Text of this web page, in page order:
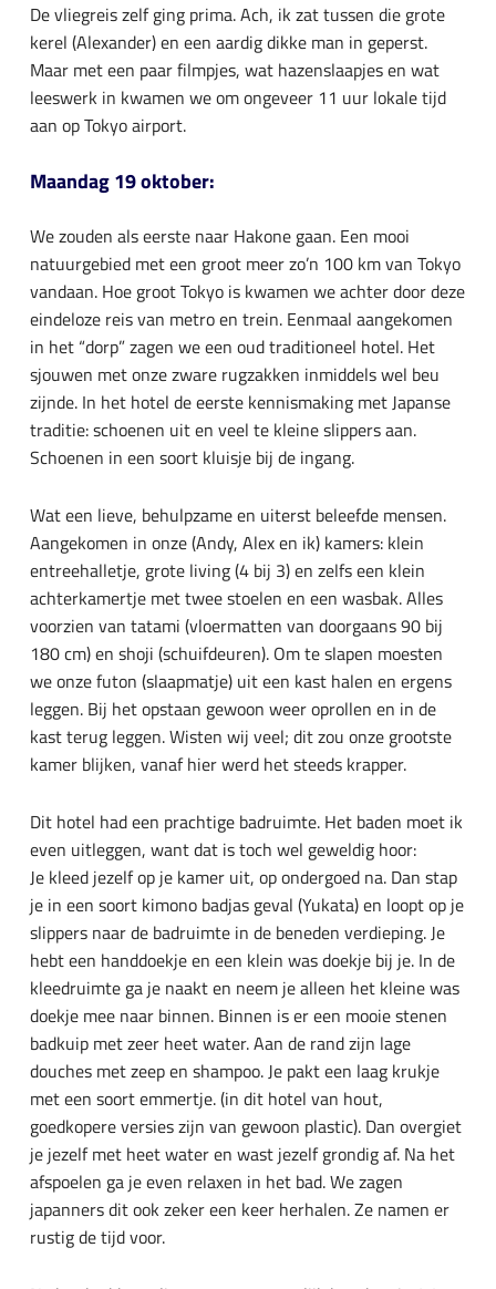
De vliegreis zelf ging prima. Ach, ik zat tussen die grote
kerel (Alexander) en een aardig dikke man in geperst.
Maar met een paar filmpjes, wat hazenslaapjes en wat
leeswerk in kwamen we om ongeveer 11 uur lokale tijd
aan op Tokyo airport.
Maandag 19 oktober:
We zouden als eerste naar Hakone gaan. Een mooi
natuurgebied met een groot meer zo’n 100 km van Tokyo
vandaan. Hoe groot Tokyo is kwamen we achter door deze
eindeloze reis van metro en trein. Eenmaal aangekomen
in het “dorp” zagen we een oud traditioneel hotel. Het
sjouwen met onze zware rugzakken inmiddels wel beu
zijnde. In het hotel de eerste kennismaking met Japanse
traditie: schoenen uit en veel te kleine slippers aan.
Schoenen in een soort kluisje bij de ingang.
Wat een lieve, behulpzame en uiterst beleefde mensen.
Aangekomen in onze (Andy, Alex en ik) kamers: klein
entreehalletje, grote living (4 bij 3) en zelfs een klein
achterkamertje met twee stoelen en een wasbak. Alles
voorzien van tatami (vloermatten van doorgaans 90 bij
180 cm) en shoji (schuifdeuren). Om te slapen moesten
we onze futon (slaapmatje) uit een kast halen en ergens
leggen. Bij het opstaan gewoon weer oprollen en in de
kast terug leggen. Wisten wij veel; dit zou onze grootste
kamer blijken, vanaf hier werd het steeds krapper.
Dit hotel had een prachtige badruimte. Het baden moet ik
even uitleggen, want dat is toch wel geweldig hoor:
Je kleed jezelf op je kamer uit, op ondergoed na. Dan stap
je in een soort kimono badjas geval (Yukata) en loopt op je
slippers naar de badruimte in de beneden verdieping. Je
hebt een handdoekje en een klein was doekje bij je. In de
kleedruimte ga je naakt en neem je alleen het kleine was
doekje mee naar binnen. Binnen is er een mooie stenen
badkuip met zeer heet water. Aan de rand zijn lage
douches met zeep en shampoo. Je pakt een laag krukje
met een soort emmertje. (in dit hotel van hout,
goedkopere versies zijn van gewoon plastic). Dan overgiet
je jezelf met heet water en wast jezelf grondig af. Na het
afspoelen ga je even relaxen in het bad. We zagen
japanners dit ook zeker een keer herhalen. Ze namen er
rustig de tijd voor.